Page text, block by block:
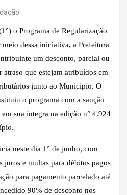
o Programa de Regularização
dessa iniciativa, a Prefeitura
um desconto, parcial ou
que estejam atribuídos em
junto ao Município. O
o programa com a sanção
sua íntegra na edição n° 4.924
neste dia 1° de junho, com
juros e multas para débitos pagos
para pagamento parcelado até
90% de desconto nos